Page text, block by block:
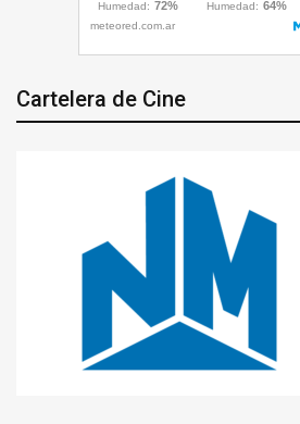
Cartelera de Cine